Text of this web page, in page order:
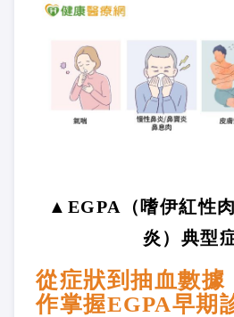
▲EGPA（嗜伊紅性
炎）典型
從症狀到抽血數
作掌握EGPA早期